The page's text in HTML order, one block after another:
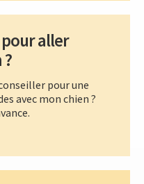
aller
pour une
avec mon chien ?